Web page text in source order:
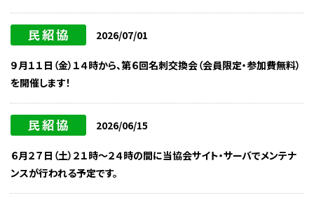
2026/07/01
９月１１日（金）１４時から、第６回名刺交換会（会員限定・参加費無料）
を開催します！
2026/06/15
６月２７日（土）２１時～２４時の間に当協会サイト・サーバでメンテナ
ンスが行われる予定です。